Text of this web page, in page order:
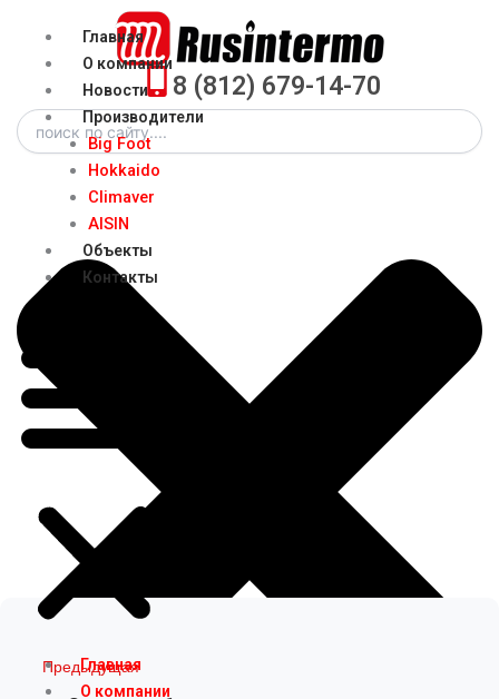
содержимому
Главная
О компании
Новости
Производители
Big Foot
Hokkaido
Climaver
AISIN
Объекты
Контакты
Menu
Главная
О компании
8 (812) 679-14-70
Search
Prev
Предыдущая
Next